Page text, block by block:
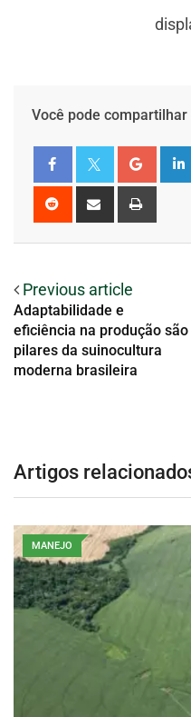
Você pode compartilhar
Previous article
Adaptabilidade e
eficiência na produção são
pilares da suinocultura
moderna brasileira
Artigos
MANEJO